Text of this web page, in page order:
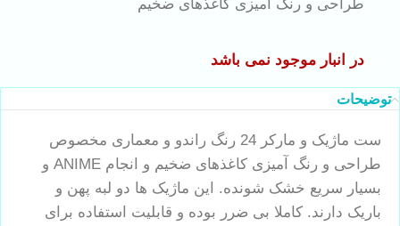
طراحی و رنگ آمیزی کاغذهای ضخیم
در انبار موجود نمی باشد
توضیحات
ست ماژیک و مارکر 24 رنگ راندو و معماری مخصوص
طراحی و رنگ آمیزی کاغذهای ضخیم و انجام ANIME و
بسیار سریع خشک شونده. این ماژیک ها دو لبه پهن و
باریک دارند. کاملا بی ضرر بوده و قابلیت استفاده برای